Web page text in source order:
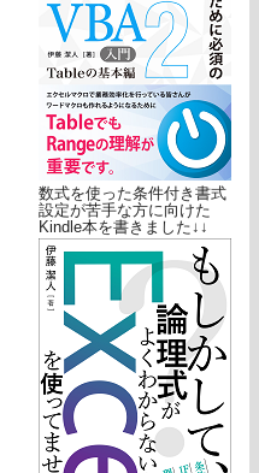
数式を使った条件付き書式
設定が苦手な方に向けた
Kindle本を書きました↓↓